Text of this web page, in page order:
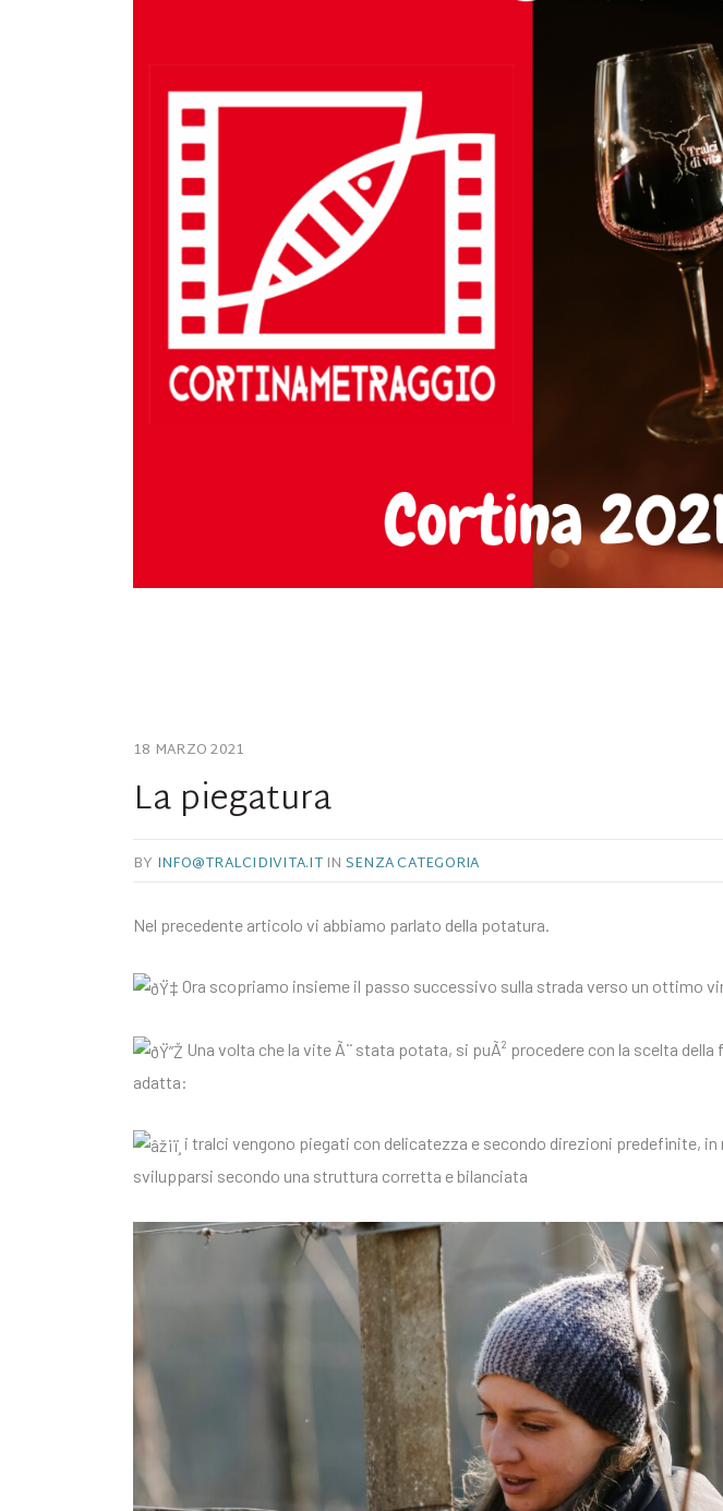
18 MARZO 2021
La piegatura
BY INFO@TRALCIDIVITA.IT IN SENZA CATEGORIA
Nel precedente articolo vi abbiamo parlato della potatura.
Ora scopriamo insieme il passo successivo sulla strada verso un ottimo
Una volta che la vite Ã¨ stata potata, si puÃ² procedere con la scelta della
adatta:
i tralci vengono piegati con delicatezza e secondo direzioni predefinite, in
svilupparsi secondo una struttura corretta e bilanciata